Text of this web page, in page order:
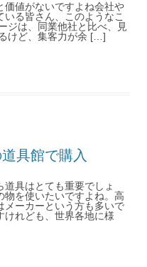
価値がないですよね会社や
る皆さん、このようなこ
ジは、同業他社と比べ、見
けど、集客力が余 […]
具館で購入
具はとても重要でしょ
物を使いたいですよね。高
メーカーという方も多いで
けれども、世界各地に様